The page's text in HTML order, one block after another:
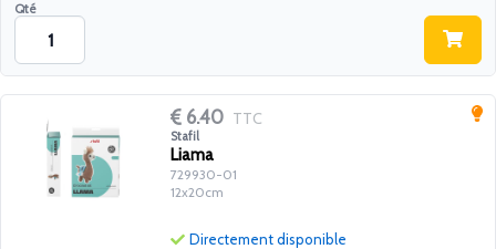
Qté
6.40 TTC
Stafil
Liama
729930-01
12x20cm
Directement disponible